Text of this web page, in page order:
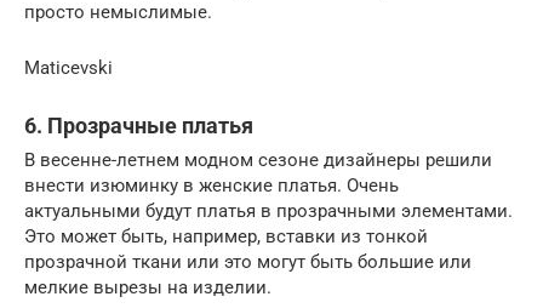
просто немыслимые.
Maticevski
6. Прозрачные платья
В весенне-летнем модном сезоне дизайнеры решили
внести изюминку в женские платья. Очень
актуальными будут платья в прозрачными элементами.
Это может быть, например, вставки из тонкой
прозрачной ткани или это могут быть большие или
мелкие вырезы на изделии.